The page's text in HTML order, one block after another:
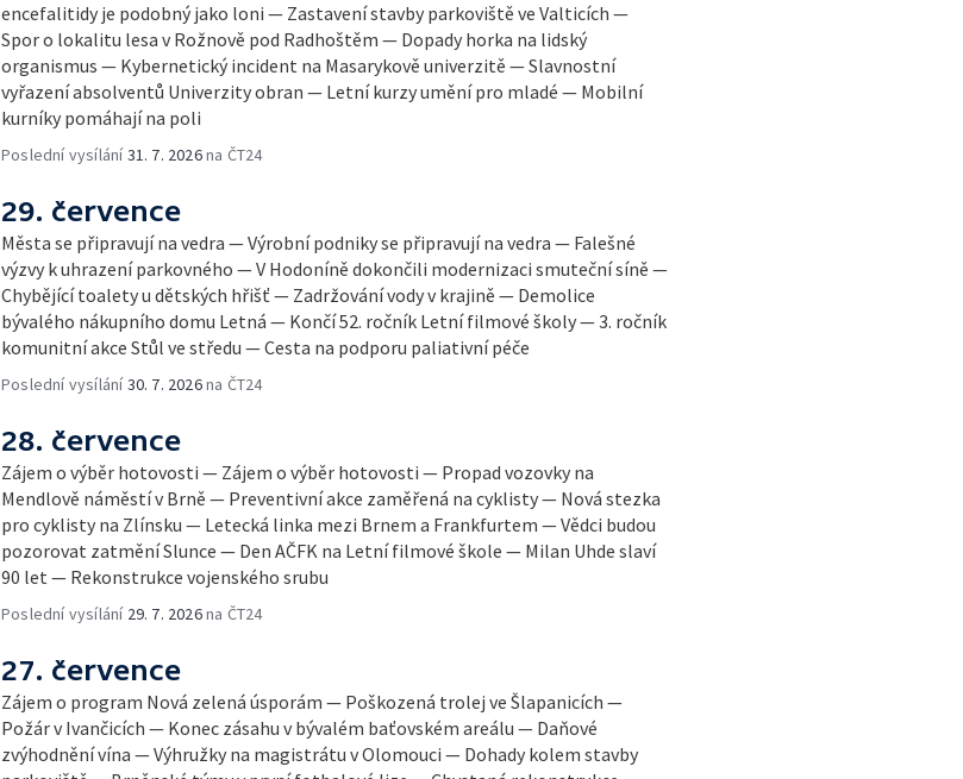
encefalitidy je podobný jako loni — Zastavení stavby parkoviště ve Valticích —
Spor o lokalitu lesa v Rožnově pod Radhoštěm — Dopady horka na lidský
organismus — Kybernetický incident na Masarykově univerzitě — Slavnostní
vyřazení absolventů Univerzity obran — Letní kurzy umění pro mladé — Mobilní
kurníky pomáhají na poli
Poslední vysílání31. 7. 2026na ČT24
29. července
Města se připravují na vedra — Výrobní podniky se připravují na vedra — Falešné
výzvy k uhrazení parkovného — V Hodoníně dokončili modernizaci smuteční síně —
Chybějící toalety u dětských hřišť — Zadržování vody v krajině — Demolice
bývalého nákupního domu Letná — Končí 52. ročník Letní filmové školy — 3. ročník
komunitní akce Stůl ve středu — Cesta na podporu paliativní péče
Poslední vysílání30. 7. 2026na ČT24
28. července
Zájem o výběr hotovosti — Zájem o výběr hotovosti — Propad vozovky na
Mendlově náměstí v Brně — Preventivní akce zaměřená na cyklisty — Nová stezka
pro cyklisty na Zlínsku — Letecká linka mezi Brnem a Frankfurtem — Vědci budou
pozorovat zatmění Slunce — Den AČFK na Letní filmové škole — Milan Uhde slaví
90 let — Rekonstrukce vojenského srubu
Poslední vysílání 29. 7. 2026na ČT24
27. července
Zájem o program Nová zelená úsporám — Poškozená trolej ve Šlapanicích —
Požár v Ivančicích — Konec zásahu v bývalém baťovském areálu — Daňové
zvýhodnění vína — Výhružky na magistrátu v Olomouci — Dohady kolem stavby